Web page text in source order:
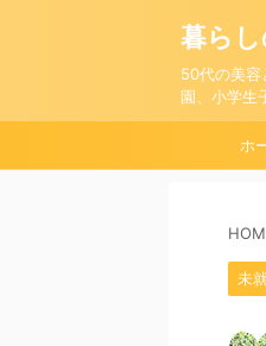
暮ら
50代の美容
園、小学生
ホ
未